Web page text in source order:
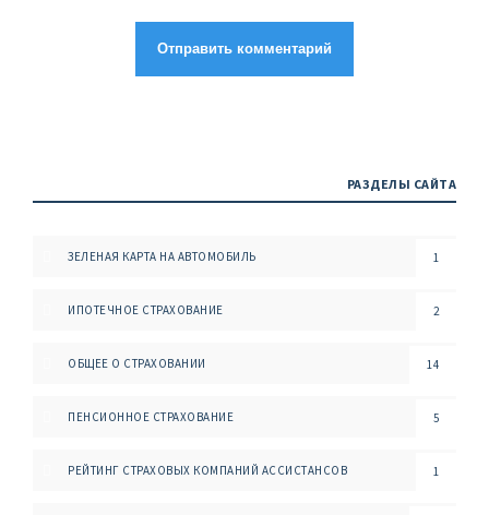
РАЗДЕЛЫ САЙТА
ЗЕЛЕНАЯ КАРТА НА АВТОМОБИЛЬ 1
ИПОТЕЧНОЕ СТРАХОВАНИЕ 2
ОБЩЕЕ О СТРАХОВАНИИ 14
ПЕНСИОННОЕ СТРАХОВАНИЕ 5
РЕЙТИНГ СТРАХОВЫХ КОМПАНИЙ АССИСТАНСОВ 1